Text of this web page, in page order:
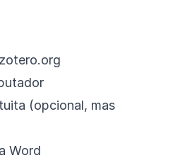
(opcional, mas
Word